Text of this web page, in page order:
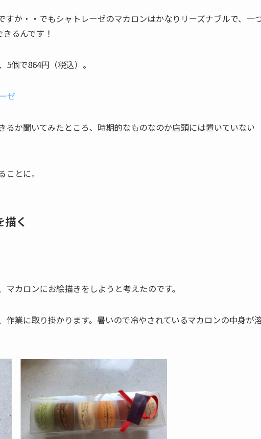
すか・・でもシャトレーゼのマカロンはかなりリーズナブルで、一
るんです！
個で864円（税込）。
ゼ
るか聞いてみたところ、時期的なものなのか店頭には置いていない
とに。
く
カロンにお絵描きをしようと考えたのです。
作業に取り掛かります。暑いので冷やされているマカロンの中身が